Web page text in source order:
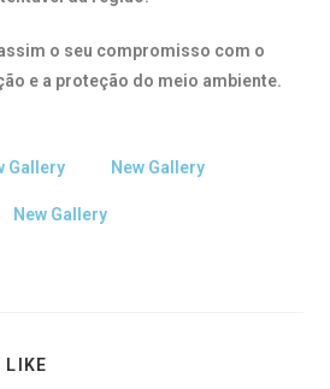
o seu compromisso com o
e a proteção do meio ambiente.
Gallery New Gallery
New Gallery
LIKE